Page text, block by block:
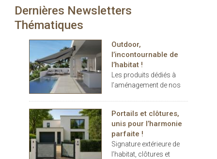
carport… les espaces
prolongements de
l’habitat. Dans ce
contexte, THERMOTOP®
s’impose comme un
partenaire clé pour
concevoir des espaces
de vie confortables,
esthétiques et durables,
dedans comme dehors.
Dernières Newsletters
Thématiques
Outdoor,
l’incontournable de
l’habitat !
Les produits dédiés à
l’aménagement de nos
des dernières années
comme des éléments
indispensables au
confort.
Portails et clôtures,
unis pour l’harmonie
parfaite !
Signature extérieure de
l’habitat, clôtures et